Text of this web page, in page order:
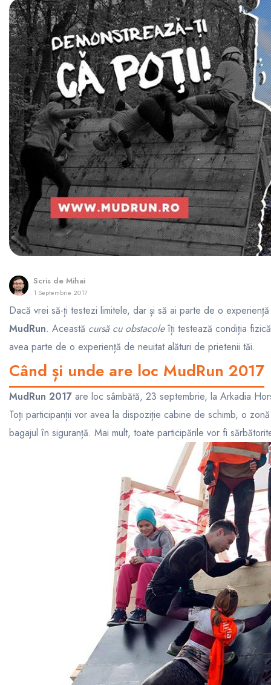
Scris de Mihai
1 Septembrie 2017
Dacă vrei să-ți testezi limitele, dar și să ai parte de o
MudRun. Această cursă cu obstacoleîți testează condiția
avea parte de o experiență de neuitat alături de prietenii tăi.
Când și unde are loc MudRun 2017
MudRun 2017 are loc sâmbătă, 23 septembrie, la Arkadia
Toți participanții vor avea la dispoziție cabine de schimb, o
bagajul în siguranță. Mai mult, toate participările vor fi